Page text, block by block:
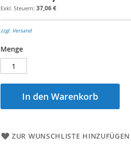
37,06 €
zzgl. Versand
Menge
In den Warenkorb
ZUR WUNSCHLISTE HINZUFÜGEN